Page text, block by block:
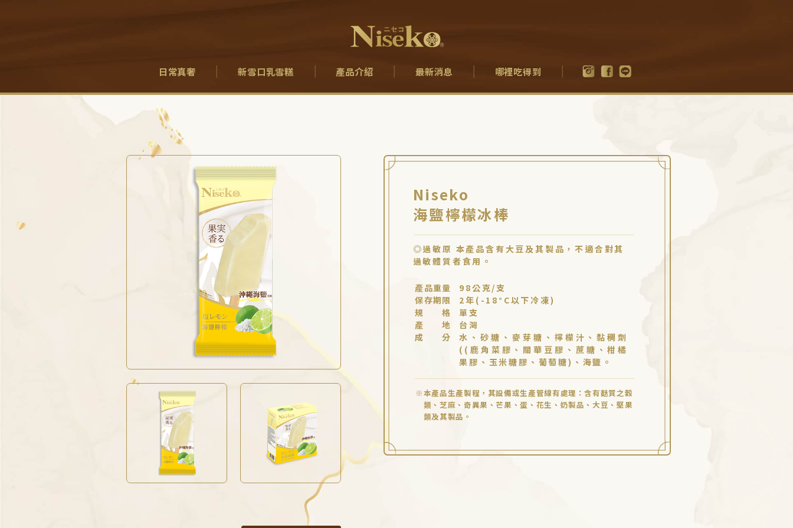
日常真奢 新雪口乳雪糕 產品介紹 最新消息 哪裡吃得到
Niseko
海鹽檸檬冰棒
◎過敏原 本產品含有大豆及其製品，不適合對其
過敏體質者食用。
產品重量
98公克/支
保存期限
2年(-18°C以下冷凍)
規 格
單支
產 地
台灣
成 分
水、砂糖、麥芽糖、檸檬汁、黏稠劑
((鹿角菜膠、關華豆膠、蔗糖、柑橘
果膠、玉米糖膠、葡萄糖)、海鹽。
本產品生產製程，其設備或生產管線有處理：含有麩質之穀
類、芝麻、奇異果、芒果、蛋、花生、奶製品、大豆、堅果
類及其製品。